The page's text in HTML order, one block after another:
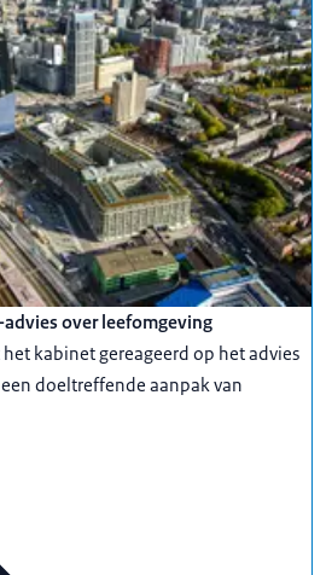
over leefomgeving
kabinet gereageerd op het advies
een doeltreffende aanpak van